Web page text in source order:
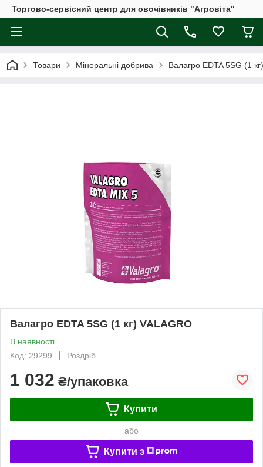
Торгово-сервісний центр для овочівників "Агровіта"
Товари Мінеральні добрива Валагро EDTA 5SG (1
Валагро EDTA 5SG (1 кг) VALAGRO
В наявності
Код: 29299
Роздріб
1 032 ₴/упаковка
Купити
або
Купити з